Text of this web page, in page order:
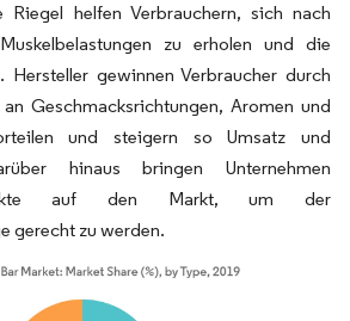
Riegel helfen Verbrauchern, sich nach
zu erholen und die
Hersteller gewinnen Verbraucher durch
Geschmacksrichtungen, Aromen und
und steigern so Umsatz und
hinaus bringen Unternehmen
auf den Markt, um der
gerecht zu werden.